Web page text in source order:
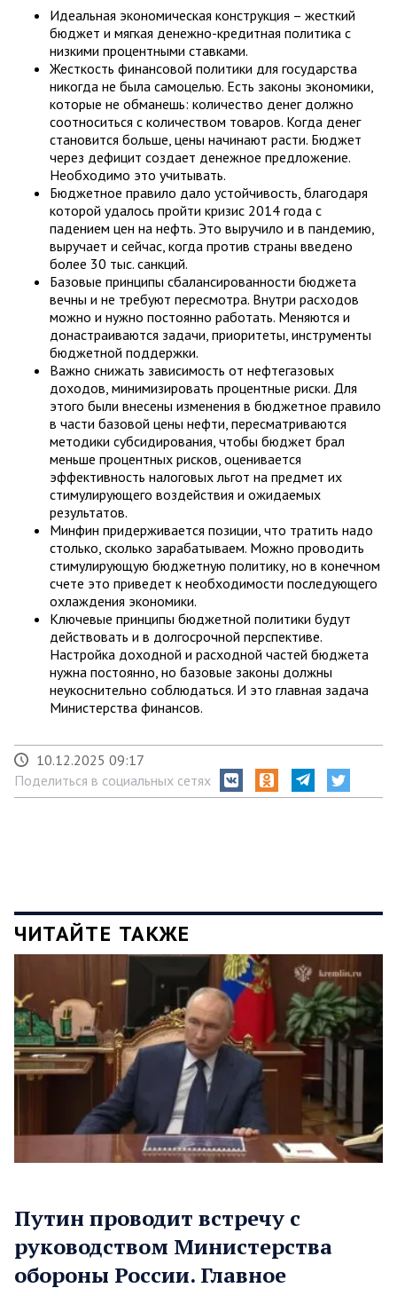
Идеальная экономическая конструкция – жесткий
бюджет и мягкая денежно-кредитная политика с
низкими процентными ставками.
Жесткость финансовой политики для государства
никогда не была самоцелью. Есть законы экономики,
которые не обманешь: количество денег должно
соотноситься с количеством товаров. Когда денег
становится больше, цены начинают расти. Бюджет
через дефицит создает денежное предложение.
Необходимо это учитывать.
Бюджетное правило дало устойчивость, благодаря
которой удалось пройти кризис 2014 года с
падением цен на нефть. Это выручило и в пандемию,
выручает и сейчас, когда против страны введено
более 30 тыс. санкций.
Базовые принципы сбалансированности бюджета
вечны и не требуют пересмотра. Внутри расходов
можно и нужно постоянно работать. Меняются и
донастраиваются задачи, приоритеты, инструменты
бюджетной поддержки.
Важно снижать зависимость от нефтегазовых
доходов, минимизировать процентные риски. Для
этого были внесены изменения в бюджетное правило
в части базовой цены нефти, пересматриваются
методики субсидирования, чтобы бюджет брал
меньше процентных рисков, оценивается
эффективность налоговых льгот на предмет их
стимулирующего воздействия и ожидаемых
результатов.
Минфин придерживается позиции, что тратить надо
столько, сколько зарабатываем. Можно проводить
стимулирующую бюджетную политику, но в конечном
счете это приведет к необходимости последующего
охлаждения экономики.
Ключевые принципы бюджетной политики будут
действовать и в долгосрочной перспективе.
Настройка доходной и расходной частей бюджета
нужна постоянно, но базовые законы должны
неукоснительно соблюдаться. И это главная задача
Министерства финансов.
10.12.2025 09:17
Поделиться в социальных сетях
ЧИТАЙТЕ ТАКЖЕ
Путин проводит встречу с
руководством Министерства
обороны России. Главное